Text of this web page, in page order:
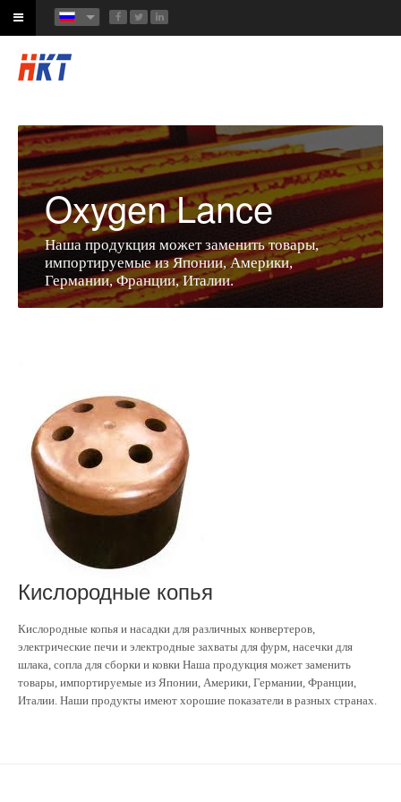
Oxygen Lance
Наша продукция может заменить товары,
импортируемые из Японии, Америки,
Германии, Франции, Италии.
Кислородные копья
Кислородные копья и насадки для различных конвертеров,
электрические печи и электродные захваты для фурм, насечки для
шлака, сопла для сборки и ковки Наша продукция может заменить
товары, импортируемые из Японии, Америки, Германии, Франции,
Италии. Наши продукты имеют хорошие показатели в разных странах.